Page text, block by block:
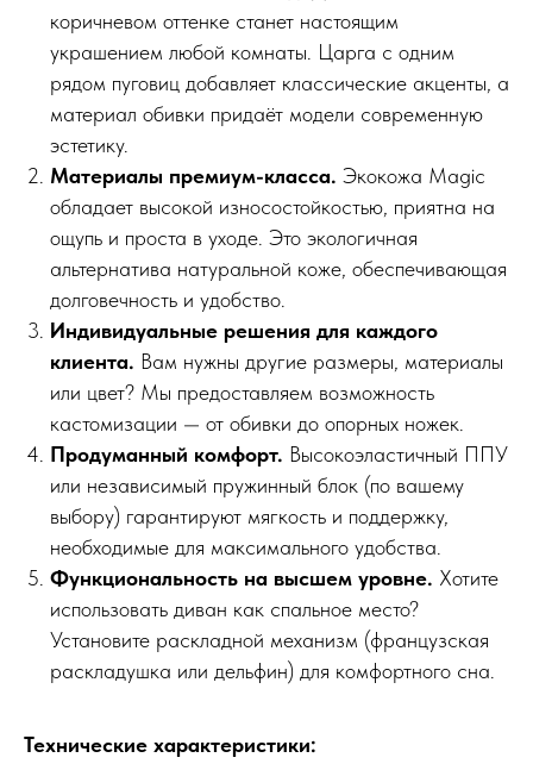
коричневом оттенке станет настоящим
украшением любой комнаты. Царга с одним
рядом пуговиц добавляет классические акценты, а
материал обивки придаёт модели современную
эстетику.
Материалы премиум-класса. Экокожа Magic
обладает высокой износостойкостью, приятна на
ощупь и проста в уходе. Это экологичная
альтернатива натуральной коже, обеспечивающая
долговечность и удобство.
Индивидуальные решения для каждого
клиента. Вам нужны другие размеры, материалы
или цвет? Мы предоставляем возможность
кастомизации — от обивки до опорных ножек.
Продуманный комфорт. Высокоэластичный ППУ
или независимый пружинный блок (по вашему
выбору) гарантируют мягкость и поддержку,
необходимые для максимального удобства.
Функциональность на высшем уровне. Хотите
использовать диван как спальное место?
Установите раскладной механизм (французская
раскладушка или дельфин) для комфортного сна.
Технические характеристики: